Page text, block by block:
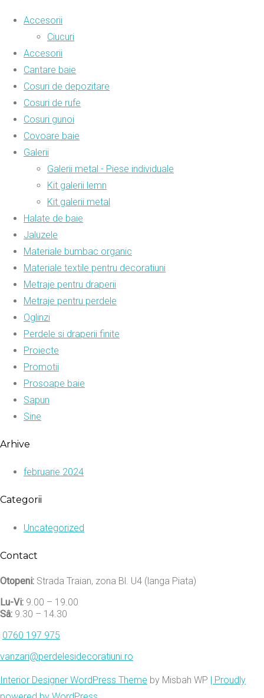
Accesorii
Ciucuri
Accesorii
Cantare baie
Cosuri de depozitare
Cosuri de rufe
Cosuri gunoi
Covoare baie
Galerii
Galerii metal - Piese individuale
Kit galerii lemn
Kit galerii metal
Halate de baie
Jaluzele
Materiale bumbac organic
Materiale textile pentru decoratiuni
Metraje pentru draperii
Metraje pentru perdele
Oglinzi
Perdele si draperii finite
Proiecte
Promotii
Prosoape baie
Sapun
Sine
Arhive
februarie 2024
Categorii
Uncategorized
Contact
Otopeni: Strada Traian, zona Bl. U4 (langa Piata)
Lu-Vi: 9.00 – 19.00
Sâ: 9.30 – 14.30
0760 197 975
vanzari@perdelesidecoratiuni.ro
Interior Designer WordPress Theme by Misbah WP
| Proudly